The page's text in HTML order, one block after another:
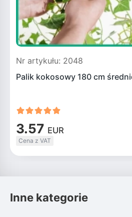
Nr artykułu: 2048
Palik kokosowy 180 cm
3.57 EUR
Cena z VAT
Inne kategorie